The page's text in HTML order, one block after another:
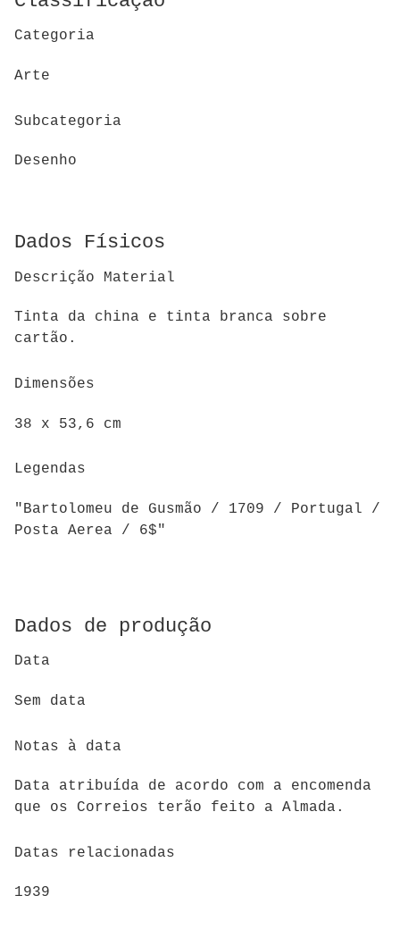
Categoria
Arte
Subcategoria
Desenho
Dados Físicos
Descrição Material
Tinta da china e tinta branca sobre
cartão.
Dimensões
38 x 53,6 cm
Legendas
"Bartolomeu de Gusmão / 1709 / Portugal /
Posta Aerea / 6$"
Dados de produção
Data
Sem data
Notas à data
Data atribuída de acordo com a encomenda
que os Correios terão feito a Almada.
Datas relacionadas
1939